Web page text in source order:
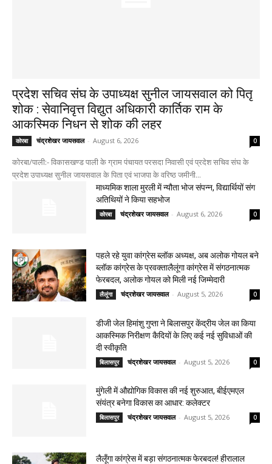
प्रदेश सचिव संघ के उपाध्यक्ष सुनील जायसवाल को पितृ
शोक : सेवानिवृत्त विद्युत अधिकारी कार्तिक राम के
आकस्मिक निधन से शोक की लहर
कोरबा चंद्रशेखर जायसवाल - August 6, 2026 0
कोरबा/पाली:- विकासखण्ड पाली के ग्राम पंचायत परसदा निवासी एवं प्रदेश सचिव संघ के
प्रदेश उपाध्यक्ष सुनील जायसवाल के पिता एवं भाजपा के वरिष्ठ जमीनी...
माध्यमिक शाला मुरली में न्यौता भोज संपन्न, विद्यार्थियों संग
अतिथियों ने किया सहभोज
कोरबा चंद्रशेखर जायसवाल - August 6, 2026 0
पहले रहे युवा कांग्रेस ब्लॉक अध्यक्ष, अब अलोक गोयल बने
ब्लॉक कांग्रेस के प्रवक्तालैलूंगा कांग्रेस में संगठनात्मक
फेरबदल, अलोक गोयल को मिली नई जिम्मेदारी
लैलूंगा चंद्रशेखर जायसवाल - August 5, 2026 0
डीजी जेल हिमांशु गुप्ता ने बिलासपुर केंद्रीय जेल का किया
आकस्मिक निरीक्षण कैदियों के लिए कई नई सुविधाओं की
दी स्वीकृति
बिलासपुर चंद्रशेखर जायसवाल - August 5, 2026 0
मुंगेली में औद्योगिक विकास की नई शुरुआत, बीईएमएल
संयंत्र बनेगा विकास का आधार: कलेक्टर
बिलासपुर चंद्रशेखर जायसवाल - August 5, 2026 0
लैलूँगा कांग्रेस में बड़ा संगठनात्मक फेरबदल! हीरालाल